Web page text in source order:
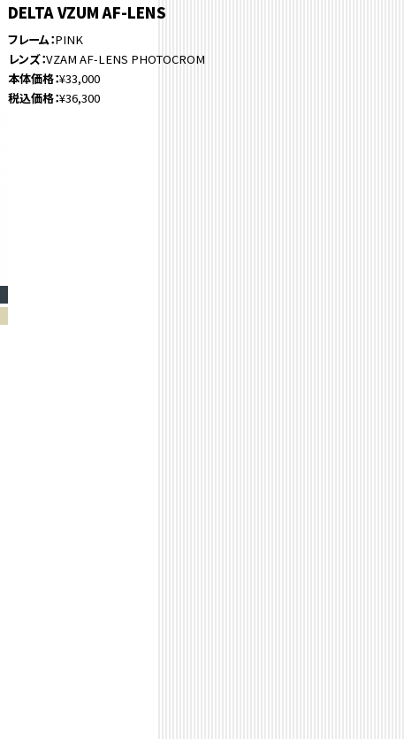
DELTA VZUM AF-LENS
フレーム PINK
レンズ VZAM AF-LENS PHOTOCROM
本体価格 ¥33,000
税込価格 ¥36,300